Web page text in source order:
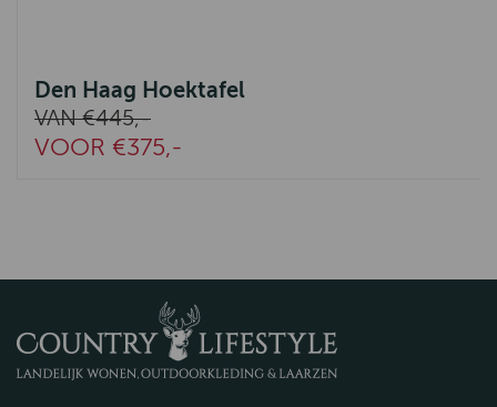
Den Haag Hoektafel
VAN €445,-
VOOR €375,-